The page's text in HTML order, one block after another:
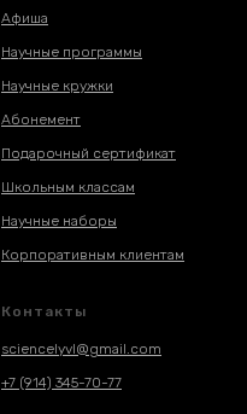
Афиша
Научные программы
Научные кружки
Абонемент
Подарочный сертификат
Школьным классам
Научные наборы
Корпоративным клиентам
Контакты
sciencelyvl@gmail.com
+7 (914) 345-70-77